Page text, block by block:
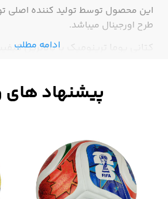
این محصول توسط تولید کننده اصلی
طرح اورجینال میباشد.
کتانی پوما ترینومیک با بالاترین
ادامه مطلب